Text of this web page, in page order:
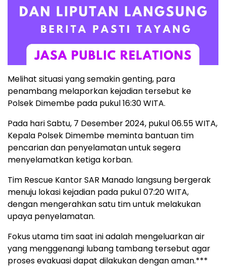
Melihat situasi yang semakin genting, para
penambang melaporkan kejadian tersebut ke
Polsek Dimembe pada pukul 16:30 WITA.
Pada hari Sabtu, 7 Desember 2024, pukul 06.55 WITA,
Kepala Polsek Dimembe meminta bantuan tim
pencarian dan penyelamatan untuk segera
menyelamatkan ketiga korban.
Tim Rescue Kantor SAR Manado langsung bergerak
menuju lokasi kejadian pada pukul 07:20 WITA,
dengan mengerahkan satu tim untuk melakukan
upaya penyelamatan.
Fokus utama tim saat ini adalah mengeluarkan air
yang menggenangi lubang tambang tersebut agar
proses evakuasi dapat dilakukan dengan aman.***